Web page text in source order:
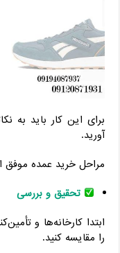
برای این کار باید به
آورید.
مراحل خرید عمده موفق
تحقیق و بررسی
ابتدا کارخانه‌ها و
را مقایسه کنید.